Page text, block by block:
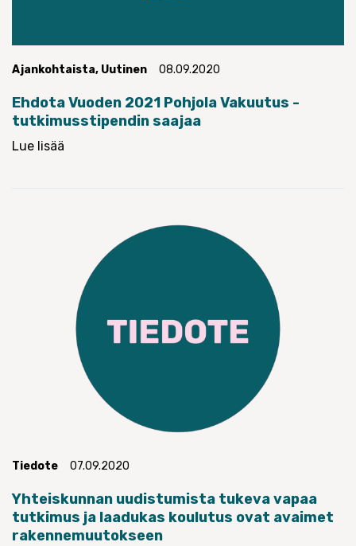
Ajankohtaista, Uutinen 08.09.2020
Ehdota Vuoden 2021 Pohjola Vakuutus -
tutkimusstipendin saajaa
Lue lisää
Tiedote 07.09.2020
Yhteiskunnan uudistumista tukeva vapaa
tutkimus ja laadukas koulutus ovat avaimet
rakennemuutokseen